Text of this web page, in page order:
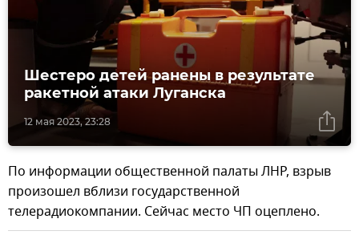
12 мая 2023, 23:28
Шестеро детей ранены в результате
ракетной атаки Луганска
По информации общественной палаты ЛНР, взрыв
произошел вблизи государственной
телерадиокомпании. Сейчас место ЧП оцеплено.